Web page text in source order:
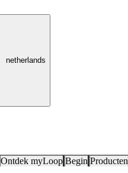
netherlands
Ontdek myLoop Begin Producten